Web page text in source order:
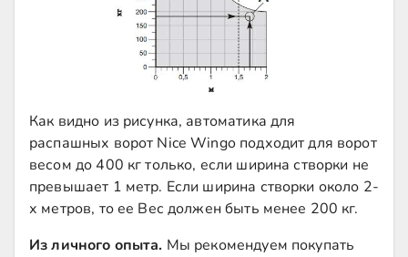
Как видно из рисунка, автоматика для
распашных ворот Nice Wingo подходит для ворот
весом до 400 кг только, если ширина створки не
превышает 1 метр. Если ширина створки около 2-
х метров, то ее Вес должен быть менее 200 кг.
Из личного опыта. Мы рекомендуем покупать